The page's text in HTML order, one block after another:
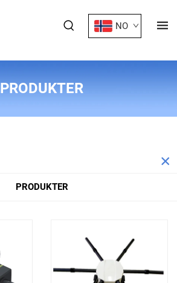
NO
PRODUKTER
PRODUKTER